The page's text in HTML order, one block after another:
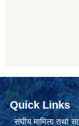
Quick Links
संघीय मामिला तथा